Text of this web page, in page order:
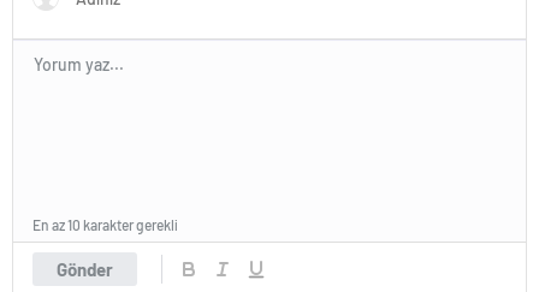
Gönder
En az 10 karakter gerekli